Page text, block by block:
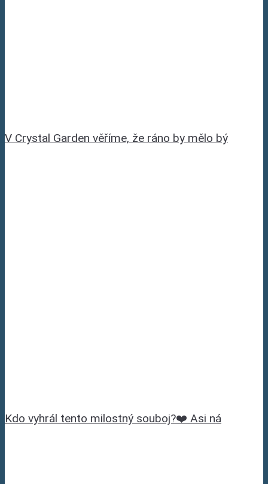
V Crystal Garden věříme, že ráno by mělo bý
Kdo vyhrál tento milostný souboj?❤️ Asi ná